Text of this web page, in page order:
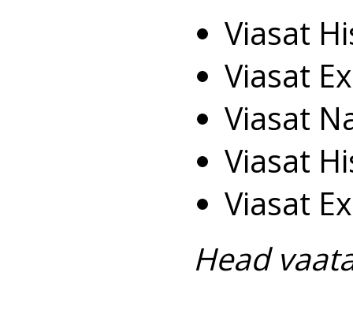
Viasat
Viasat
Viasat
Viasat
Viasat
Head